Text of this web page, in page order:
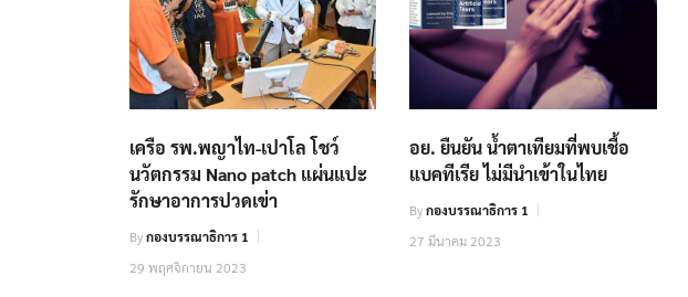
เครือ รพ.พญาไท-เปาโล โชว์
นวัตกรรม Nano patch แผ่นแปะ
รักษาอาการปวดเข่า
Byกองบรรณาธิการ 1
29 พฤศจิกายน 2023
อย. ยืนยัน น้ำตาเทียมที่พบเชื้อ
แบคทีเรีย ไม่มีนำเข้าในไทย
Byกองบรรณาธิการ 1
27 มีนาคม 2023